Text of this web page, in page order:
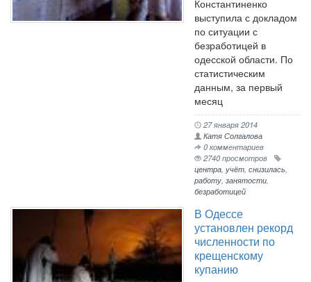
Константиненко
выступила с докладом
по ситуации с
безработицей в
одесской области. По
статистическим
данным, за первый
месяц
27 января 2014
Катя Солгалова
0 комментариев
2740 просмотров
центра учёт снизилась
работу занятости
безработицей
В Одессе
установлен рекорд
численности по
крещенскому
купанию